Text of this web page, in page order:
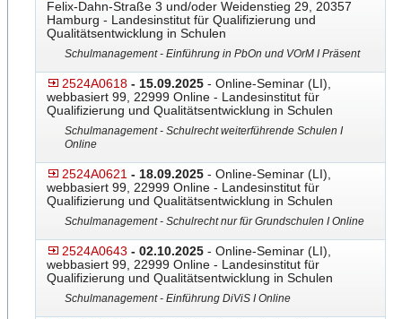
Felix-Dahn-Straße 3 und/oder Weidenstieg 29, 20357
Hamburg - Landesinstitut für Qualifizierung und
Qualitätsentwicklung in Schulen
Schulmanagement - Einführung in PbOn und VOrM I Präsent
2524A0618 - 15.09.2025 - Online-Seminar (LI),
webbasiert 99, 22999 Online - Landesinstitut für
Qualifizierung und Qualitätsentwicklung in Schulen
Schulmanagement - Schulrecht weiterführende Schulen I
Online
2524A0621 - 18.09.2025 - Online-Seminar (LI),
webbasiert 99, 22999 Online - Landesinstitut für
Qualifizierung und Qualitätsentwicklung in Schulen
Schulmanagement - Schulrecht nur für Grundschulen I Online
2524A0643 - 02.10.2025 - Online-Seminar (LI),
webbasiert 99, 22999 Online - Landesinstitut für
Qualifizierung und Qualitätsentwicklung in Schulen
Schulmanagement - Einführung DiViS I Online